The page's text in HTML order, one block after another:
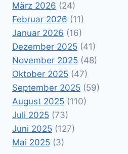
März 2026 (24)
Februar 2026 (11)
Januar 2026 (16)
Dezember 2025 (41)
November 2025 (48)
Oktober 2025 (47)
September 2025 (59)
August 2025 (110)
Juli 2025 (73)
Juni 2025 (127)
Mai 2025 (3)